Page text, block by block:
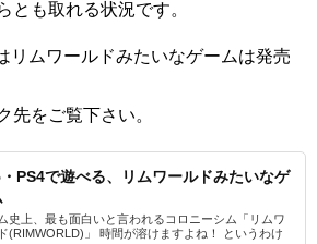
とも取れる状況です。
リムワールドみたいなゲームは発売
先をご覧下さい。
PS4で遊べる、リムワールドみたいなゲ
史上、最も面白いと言われるコロニーシム「リムワ
(RIMWORLD)」 時間が溶けますよね！ というわけ